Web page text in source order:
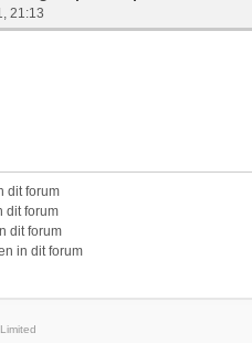
21:13
dit forum
dit forum
dit forum
in dit forum